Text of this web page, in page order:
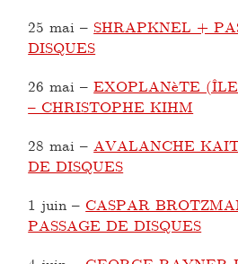
25 mai – SHRAPKNEL +
DISQUES
26 mai –EXOPLANèTE
– CHRISTOPHE KIHM
28 mai –AVALANCHE
DE DISQUES
1 juin – CASPAR
PASSAGE DE DISQUES